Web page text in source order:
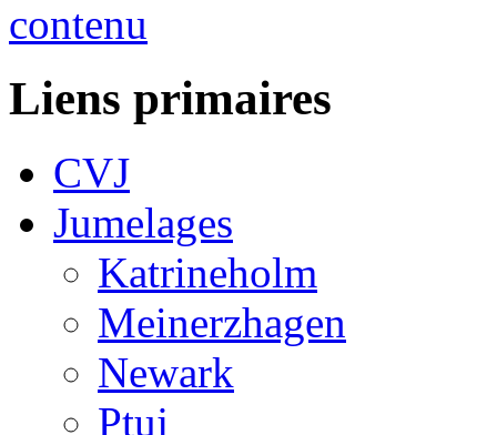
Liens primaires
CVJ
Jumelages
Katrineholm
Meinerzhagen
Newark
Ptuj